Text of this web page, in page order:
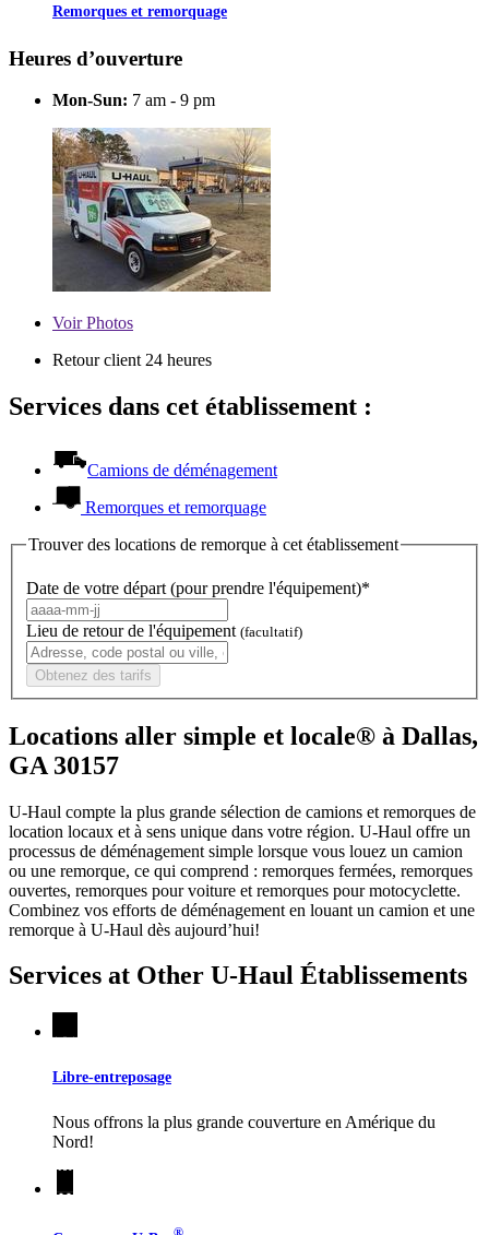
Remorques et remorquage
Heures d’ouverture
Mon-Sun: 7 am - 9 pm
VoirPhotos
Retour client 24 heures
Services dans cet établissement :
Camions de déménagement
Remorques et remorquage
Trouver des locations de remorque à cet établissement
Date de votre départ (pour prendre l'équipement)*
Lieu de retour de l'équipement (facultatif)
Obtenez des tarifs
Locations aller simple et locale® à Dallas,
GA 30157
U-Haul compte la plus grande sélection de camions et remorques de
location locaux et à sens unique dans votre région. U-Haul offre un
processus de déménagement simple lorsque vous louez un camion
ou une remorque, ce qui comprend : remorques fermées, remorques
ouvertes, remorques pour voiture et remorques pour motocyclette.
Combinez vos efforts de déménagement en louant un camion et une
remorque à U-Haul dès aujourd’hui!
Services at Other U-Haul Établissements
Libre-entreposage
Nous offrons la plus grande couverture en Amérique du
Nord!